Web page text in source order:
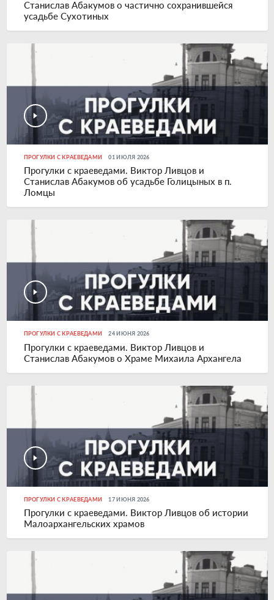
Станислав Абакумов о частично сохранившейся
усадьбе Сухотиных
ПРОГУЛКИ С КРАЕВЕДАМИ 01 ИЮЛЯ 2026
Прогулки с краеведами. Виктор Ливцов и
Станислав Абакумов об усадьбе Голицыных в п.
Ломцы
ПРОГУЛКИ С КРАЕВЕДАМИ 24 ИЮНЯ 2026
Прогулки с краеведами. Виктор Ливцов и
Станислав Абакумов о Храме Михаила Архангела
ПРОГУЛКИ С КРАЕВЕДАМИ 17 ИЮНЯ 2026
Прогулки с краеведами. Виктор Ливцов об истории
Малоархангельских храмов